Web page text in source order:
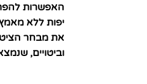
האפשרות
יפות ללא
את מבחר
וביטויים,